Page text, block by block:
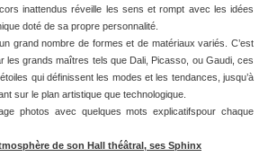
inattendus réveille les sens et rompt avec les idées
doté de sa propre personnalité.
grand nombre de formes et de matériaux variés. C’est
les grands maîtres tels que Dali, Picasso, ou Gaudi, ces
qui définissent les modes et les tendances, jusqu’à
sur le plan artistique que technologique.
photos avec quelques mots explicatifspour chaque
de son Hall théâtral, ses Sphinx